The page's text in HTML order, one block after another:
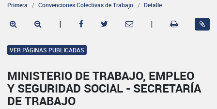
Primera Convenciones Colectivas de Trabajo Detalle
| |
VER PÁGINAS PUBLICADAS
MINISTERIO DE TRABAJO, EMPLEO
Y SEGURIDAD SOCIAL - SECRETARÍA
DE TRABAJO